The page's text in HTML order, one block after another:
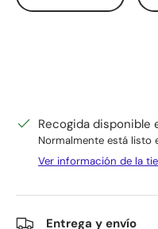
Recogida disponible
Normalmente está listo
Ver información de la
Entrega y envío